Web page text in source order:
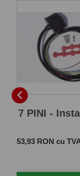

7 PINI -
Pret
53,93 RON cu